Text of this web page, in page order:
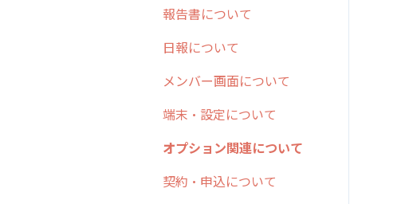
ための設定
10.ユーザー向けおすすめ
方法
外部リンク
お知らせ
設定
内線電話
商品
各種設定・ログイン
その他オプション
IP接続制限・端末認証設定
契約・その他
報告書について
日報について
メンバー画面について
端末・設定について
オプション関連について
契約・申込について